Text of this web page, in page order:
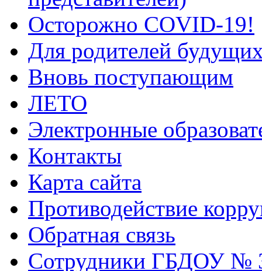
Осторожно COVID-19!
Для родителей
Вновь поступающим
ЛЕТО
Электронные
Контакты
Карта сайта
Противодействие
Обратная связь
Сотрудники ГБДОУ №